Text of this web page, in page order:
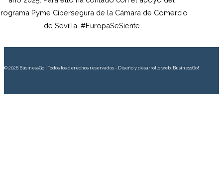
Pyme Cibersegura de la Cámara de Comercio
de Sevilla. #EuropaSeSiente
© 2026 BusinessGo | Todos los derechos reservados - Diseño y desarrollo web: BusinessGo!